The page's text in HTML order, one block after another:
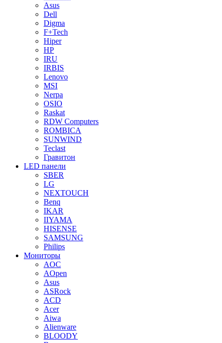
Asus
Dell
Digma
F+Tech
Hiper
HP
IRU
IRBIS
Lenovo
MSI
Nerpa
OSIO
Raskat
RDW Computers
ROMBICA
SUNWIND
Teclast
Гравитон
LED панели
SBER
LG
NEXTOUCH
Benq
IKAR
IIYAMA
HISENSE
SAMSUNG
Philips
Мониторы
AOC
AOpen
Asus
ASRock
ACD
Acer
Aiwa
Alienware
BLOODY